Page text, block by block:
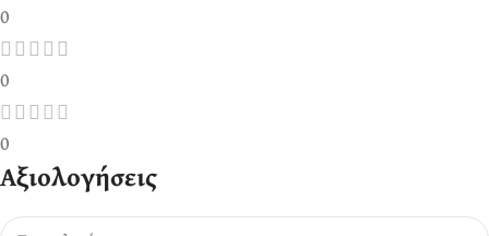
0
0
0
Αξιολογήσεις